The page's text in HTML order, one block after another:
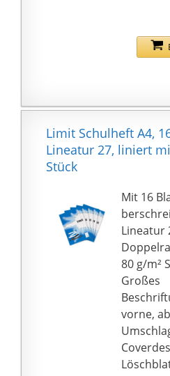
sind
Die
mit
Knicke
10er
aus 10
mit dem
Limit Schulheft A4,
Lineatur 27, liniert
Stück
Mit 16
Lineatur
80 g/m²
Großes
vorne,